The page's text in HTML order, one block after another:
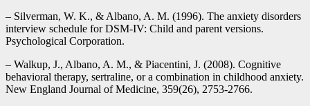
– Silverman, W. K., & Albano, A. M. (1996). The anxiety disorders
interview schedule for DSM-IV: Child and parent versions.
Psychological Corporation.
– Walkup, J., Albano, A. M., & Piacentini, J. (2008). Cognitive
behavioral therapy, sertraline, or a combination in childhood anxiety.
New England Journal of Medicine, 359(26), 2753-2766.